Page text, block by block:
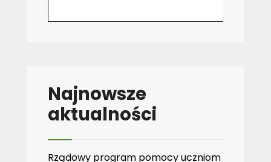
Najnowsze
aktualności
Rządowy program pomocy uczniom